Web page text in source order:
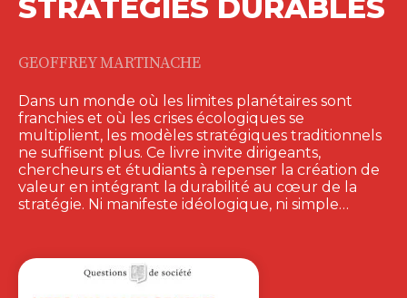
STRATÉGIES DURABLES
GEOFFREY MARTINACHE
Dans un monde où les limites planétaires sont
franchies et où les crises écologiques se
multiplient, les modèles stratégiques traditionnels
ne suffisent plus. Ce livre invite dirigeants,
chercheurs et étudiants à repenser la création de
valeur en intégrant la durabilité au cœur de la
stratégie. Ni manifeste idéologique, ni simple…